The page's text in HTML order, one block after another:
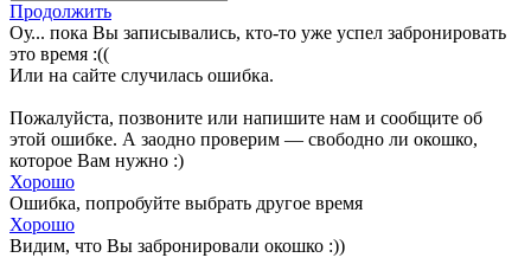
Продолжить
Оу... пока Вы записывались, кто-то уже успел забронировать
это время :((
Или на сайте случилась ошибка.
Пожалуйста, позвоните или напишите нам и сообщите об
этой ошибке. А заодно проверим — свободно ли окошко,
которое Вам нужно :)
Хорошо
Ошибка, попробуйте выбрать другое время
Хорошо
Видим, что Вы забронировали окошко :))